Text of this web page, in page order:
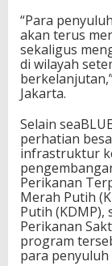
“Para
akan terus
sekaligus
di wilayah
Jakarta.
Selain
perhatian
infrastruktur
Perikanan
Merah Putih
Putih (KDMP),
Perikanan
program
para